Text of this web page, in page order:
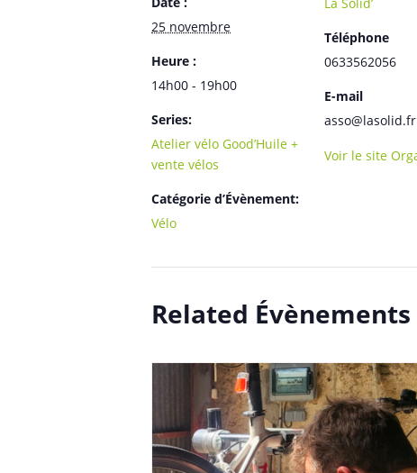
25 novembre
Heure :
14h00 - 19h00
Series:
Atelier vélo Good’Huile +
vente vélos
Catégorie d’Évènement:
Vélo
Téléphone
0633562056
E-mail
asso@lasolid.fr
Voir le site
Related Évènements